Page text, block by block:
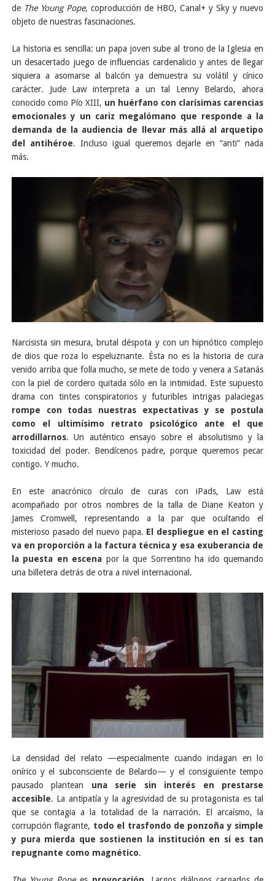
de The Young Pope, coproducción de HBO, Canal+ y Sky y nuevo
objeto de nuestras fascinaciones.
La historia es sencilla: un papa joven sube al trono de la Iglesia en
un desacertado juego de influencias cardenalicio y antes de llegar
siquiera a asomarse al balcón ya demuestra su volátil y cínico
carácter. Jude Law interpreta a un tal Lenny Belardo, ahora
conocido como Pío XIII, un huérfano con clarísimas carencias
emocionales y un cariz megalómano que responde a la
demanda de la audiencia de llevar más allá al arquetipo
del antihéroe. Incluso igual queremos dejarle en “anti” nada
más.
Narcisista sin mesura, brutal déspota y con un hipnótico complejo
de dios que roza lo espeluznante. Ésta no es la historia de cura
venido arriba que folla mucho, se mete de todo y venera a Satanás
con la piel de cordero quitada sólo en la intimidad. Este supuesto
drama con tintes conspiratorios y futuribles intrigas palaciegas
rompe con todas nuestras expectativas y se postula
como el ultimísimo retrato psicológico ante el que
arrodillarnos. Un auténtico ensayo sobre el absolutismo y la
toxicidad del poder. Bendícenos padre, porque queremos pecar
contigo. Y mucho.
En este anacrónico círculo de curas con iPads, Law está
acompañado por otros nombres de la talla de Diane Keaton y
James Cromwell, representando a la par que ocultando el
misterioso pasado del nuevo papa. El despliegue en el casting
va en proporción a la factura técnica y esa exuberancia de
la puesta en escena por la que Sorrentino ha ido quemando
una billetera detrás de otra a nivel internacional.
La densidad del relato —especialmente cuando indagan en lo
onírico y el subconsciente de Belardo— y el consiguiente tempo
pausado plantean una serie sin interés en prestarse
accesible. La antipatía y la agresividad de su protagonista es tal
que se contagia a la totalidad de la narración. El arcaísmo, la
corrupción flagrante, todo el trasfondo de ponzoña y simple
y pura mierda que sostienen la institución en sí es tan
repugnante como magnético.